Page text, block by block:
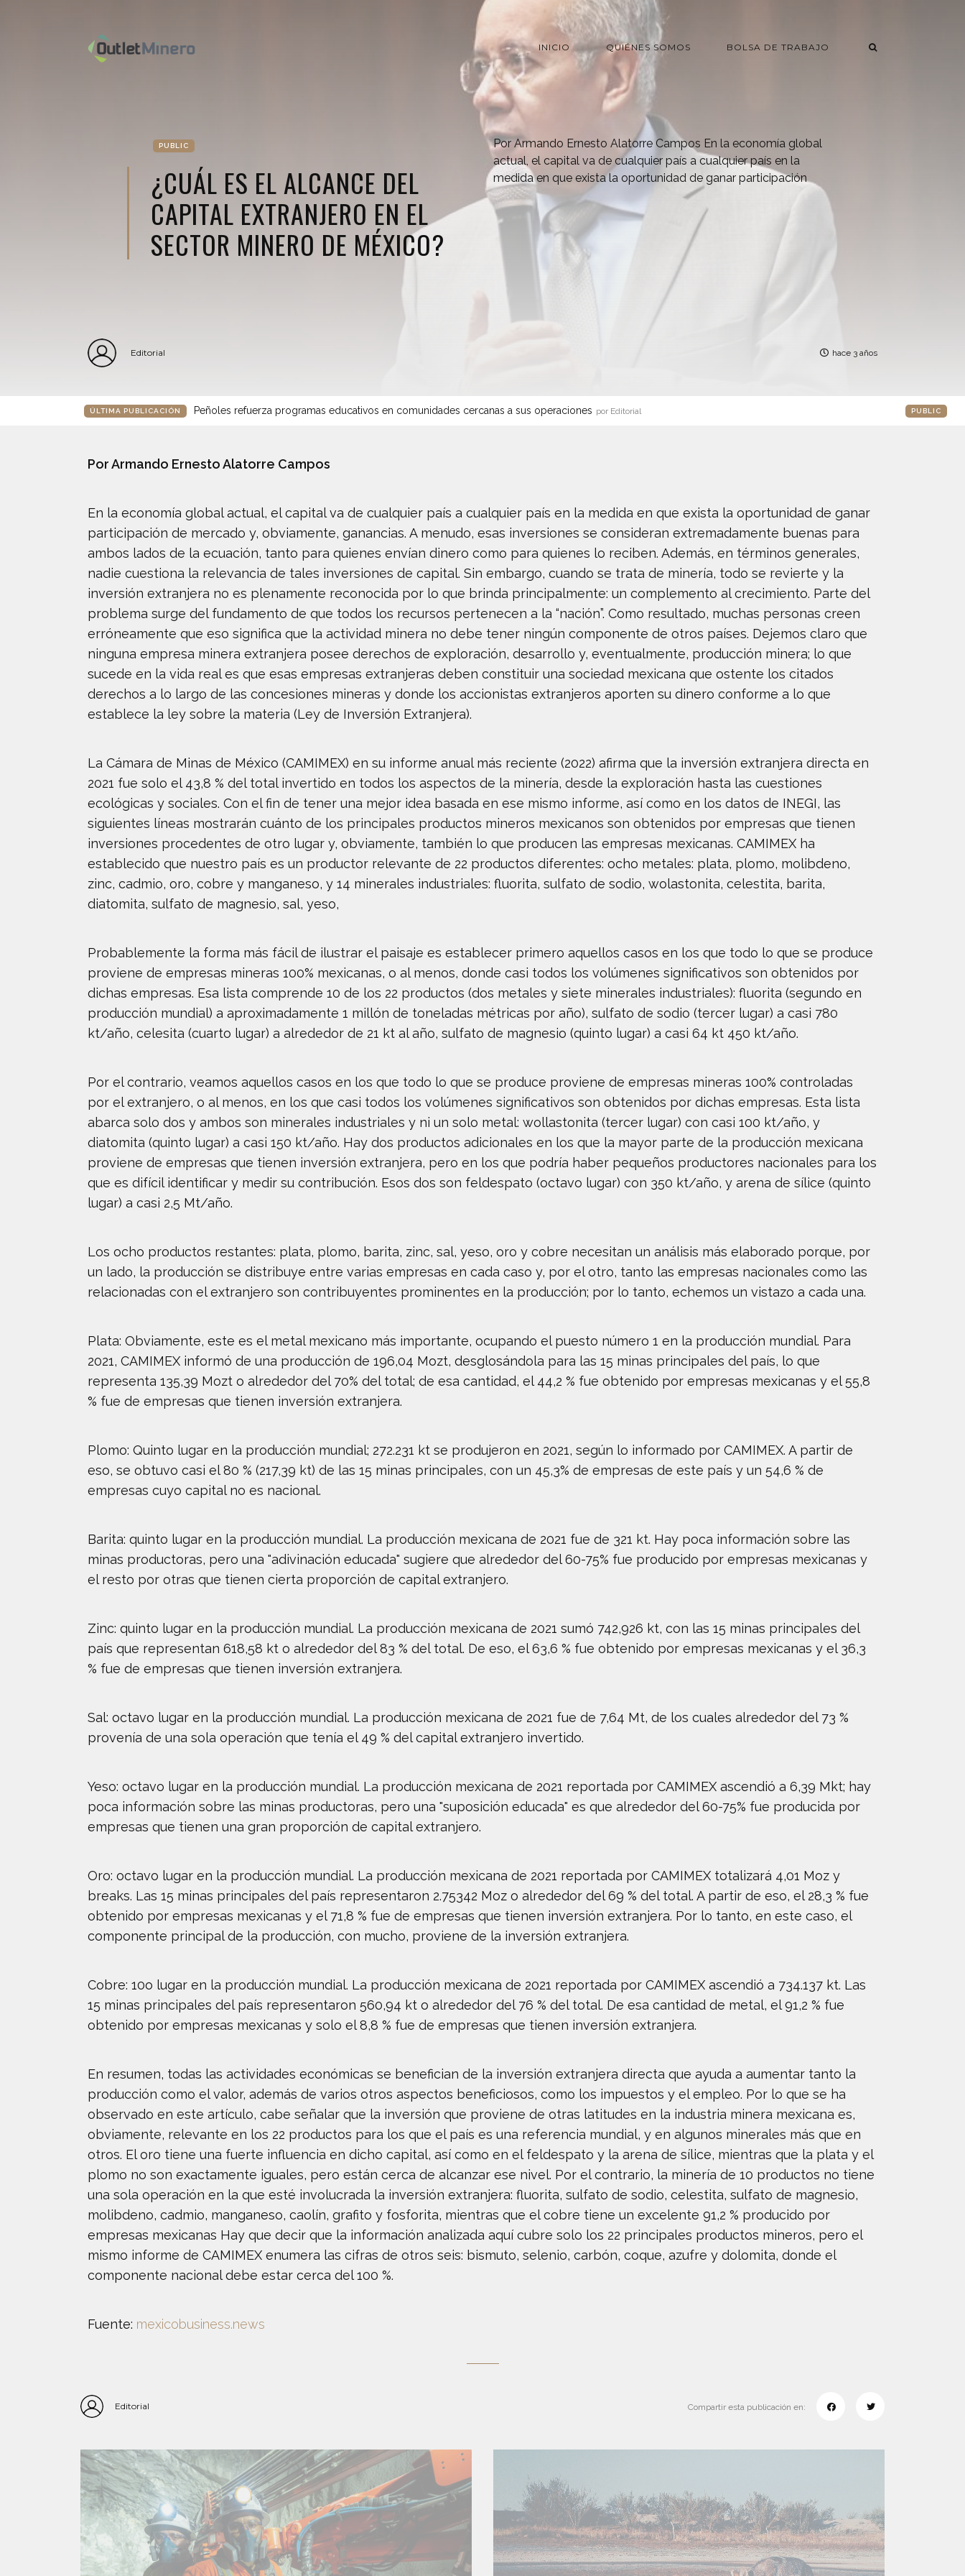
INICIO QUIÉNES SOMOS BOLSA DE TRABAJO
PUBLIC
¿CUÁL ES EL ALCANCE DEL
CAPITAL EXTRANJERO EN EL
SECTOR MINERO DE MÉXICO?
Por Armando Ernesto Alatorre Campos En la economía global
actual, el capital va de cualquier país a cualquier país en la
medida en que exista la oportunidad de ganar participación
Editorial hace 3 años
ÚLTIMA PUBLICACIÓN Peñoles refuerza programas educativos en comunidades cercanas a sus operaciones por Editorial PUBLIC
Por Armando Ernesto Alatorre Campos
En la economía global actual, el capital va de cualquier país a cualquier país en la medida en que exista la oportunidad de ganar
participación de mercado y, obviamente, ganancias. A menudo, esas inversiones se consideran extremadamente buenas para
ambos lados de la ecuación, tanto para quienes envían dinero como para quienes lo reciben. Además, en términos generales,
nadie cuestiona la relevancia de tales inversiones de capital. Sin embargo, cuando se trata de minería, todo se revierte y la
inversión extranjera no es plenamente reconocida por lo que brinda principalmente: un complemento al crecimiento. Parte del
problema surge del fundamento de que todos los recursos pertenecen a la “nación”. Como resultado, muchas personas creen
erróneamente que eso significa que la actividad minera no debe tener ningún componente de otros países. Dejemos claro que
ninguna empresa minera extranjera posee derechos de exploración, desarrollo y, eventualmente, producción minera; lo que
sucede en la vida real es que esas empresas extranjeras deben constituir una sociedad mexicana que ostente los citados
derechos a lo largo de las concesiones mineras y donde los accionistas extranjeros aporten su dinero conforme a lo que
establece la ley sobre la materia (Ley de Inversión Extranjera).
La Cámara de Minas de México (CAMIMEX) en su informe anual más reciente (2022) afirma que la inversión extranjera directa en
2021 fue solo el 43,8 % del total invertido en todos los aspectos de la minería, desde la exploración hasta las cuestiones
ecológicas y sociales. Con el fin de tener una mejor idea basada en ese mismo informe, así como en los datos de INEGI, las
siguientes líneas mostrarán cuánto de los principales productos mineros mexicanos son obtenidos por empresas que tienen
inversiones procedentes de otro lugar y, obviamente, también lo que producen las empresas mexicanas. CAMIMEX ha
establecido que nuestro país es un productor relevante de 22 productos diferentes: ocho metales: plata, plomo, molibdeno,
zinc, cadmio, oro, cobre y manganeso, y 14 minerales industriales: fluorita, sulfato de sodio, wolastonita, celestita, barita,
diatomita, sulfato de magnesio, sal, yeso,
Probablemente la forma más fácil de ilustrar el paisaje es establecer primero aquellos casos en los que todo lo que se produce
proviene de empresas mineras 100% mexicanas, o al menos, donde casi todos los volúmenes significativos son obtenidos por
dichas empresas. Esa lista comprende 10 de los 22 productos (dos metales y siete minerales industriales): fluorita (segundo en
producción mundial) a aproximadamente 1 millón de toneladas métricas por año), sulfato de sodio (tercer lugar) a casi 780
kt/año, celesita (cuarto lugar) a alrededor de 21 kt al año, sulfato de magnesio (quinto lugar) a casi 64 kt 450 kt/año.
Por el contrario, veamos aquellos casos en los que todo lo que se produce proviene de empresas mineras 100% controladas
por el extranjero, o al menos, en los que casi todos los volúmenes significativos son obtenidos por dichas empresas. Esta lista
abarca solo dos y ambos son minerales industriales y ni un solo metal: wollastonita (tercer lugar) con casi 100 kt/año, y
diatomita (quinto lugar) a casi 150 kt/año. Hay dos productos adicionales en los que la mayor parte de la producción mexicana
proviene de empresas que tienen inversión extranjera, pero en los que podría haber pequeños productores nacionales para los
que es difícil identificar y medir su contribución. Esos dos son feldespato (octavo lugar) con 350 kt/año, y arena de sílice (quinto
lugar) a casi 2,5 Mt/año.
Los ocho productos restantes: plata, plomo, barita, zinc, sal, yeso, oro y cobre necesitan un análisis más elaborado porque, por
un lado, la producción se distribuye entre varias empresas en cada caso y, por el otro, tanto las empresas nacionales como las
relacionadas con el extranjero son contribuyentes prominentes en la producción; por lo tanto, echemos un vistazo a cada una.
Plata: Obviamente, este es el metal mexicano más importante, ocupando el puesto número 1 en la producción mundial. Para
2021, CAMIMEX informó de una producción de 196,04 Mozt, desglosándola para las 15 minas principales del país, lo que
representa 135,39 Mozt o alrededor del 70% del total; de esa cantidad, el 44,2 % fue obtenido por empresas mexicanas y el 55,8
% fue de empresas que tienen inversión extranjera.
Plomo: Quinto lugar en la producción mundial; 272.231 kt se produjeron en 2021, según lo informado por CAMIMEX. A partir de
eso, se obtuvo casi el 80 % (217,39 kt) de las 15 minas principales, con un 45,3% de empresas de este país y un 54,6 % de
empresas cuyo capital no es nacional.
Barita: quinto lugar en la producción mundial. La producción mexicana de 2021 fue de 321 kt. Hay poca información sobre las
minas productoras, pero una "adivinación educada" sugiere que alrededor del 60-75% fue producido por empresas mexicanas y
el resto por otras que tienen cierta proporción de capital extranjero.
Zinc: quinto lugar en la producción mundial. La producción mexicana de 2021 sumó 742,926 kt, con las 15 minas principales del
país que representan 618,58 kt o alrededor del 83 % del total. De eso, el 63,6 % fue obtenido por empresas mexicanas y el 36,3
% fue de empresas que tienen inversión extranjera.
Sal: octavo lugar en la producción mundial. La producción mexicana de 2021 fue de 7,64 Mt, de los cuales alrededor del 73 %
provenía de una sola operación que tenía el 49 % del capital extranjero invertido.
Yeso: octavo lugar en la producción mundial. La producción mexicana de 2021 reportada por CAMIMEX ascendió a 6,39 Mkt; hay
poca información sobre las minas productoras, pero una "suposición educada" es que alrededor del 60-75% fue producida por
empresas que tienen una gran proporción de capital extranjero.
Oro: octavo lugar en la producción mundial. La producción mexicana de 2021 reportada por CAMIMEX totalizará 4,01 Moz y
breaks. Las 15 minas principales del país representaron 2.75342 Moz o alrededor del 69 % del total. A partir de eso, el 28,3 % fue
obtenido por empresas mexicanas y el 71,8 % fue de empresas que tienen inversión extranjera. Por lo tanto, en este caso, el
componente principal de la producción, con mucho, proviene de la inversión extranjera.
Cobre: 10o lugar en la producción mundial. La producción mexicana de 2021 reportada por CAMIMEX ascendió a 734.137 kt. Las
15 minas principales del país representaron 560,94 kt o alrededor del 76 % del total. De esa cantidad de metal, el 91,2 % fue
obtenido por empresas mexicanas y solo el 8,8 % fue de empresas que tienen inversión extranjera.
En resumen, todas las actividades económicas se benefician de la inversión extranjera directa que ayuda a aumentar tanto la
producción como el valor, además de varios otros aspectos beneficiosos, como los impuestos y el empleo. Por lo que se ha
observado en este artículo, cabe señalar que la inversión que proviene de otras latitudes en la industria minera mexicana es,
obviamente, relevante en los 22 productos para los que el país es una referencia mundial, y en algunos minerales más que en
otros. El oro tiene una fuerte influencia en dicho capital, así como en el feldespato y la arena de sílice, mientras que la plata y el
plomo no son exactamente iguales, pero están cerca de alcanzar ese nivel. Por el contrario, la minería de 10 productos no tiene
una sola operación en la que esté involucrada la inversión extranjera: fluorita, sulfato de sodio, celestita, sulfato de magnesio,
molibdeno, cadmio, manganeso, caolín, grafito y fosforita, mientras que el cobre tiene un excelente 91,2 % producido por
empresas mexicanas Hay que decir que la información analizada aquí cubre solo los 22 principales productos mineros, pero el
mismo informe de CAMIMEX enumera las cifras de otros seis: bismuto, selenio, carbón, coque, azufre y dolomita, donde el
componente nacional debe estar cerca del 100 %.
Fuente: mexicobusiness.news
Editorial Compartir esta publicación en: